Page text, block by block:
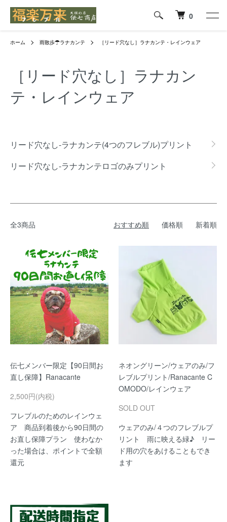
0
ホーム 雨散歩☂ラナカンテ ［リード穴なし］ラナカンテ・レインウェア
［リード穴なし］ラナカン
テ・レインウェア
リード穴なし-ラナカンテ(4つのフレブル)プリント
リード穴なし-ラナカンテロゴのみプリント
全3商品 おすすめ順 価格順 新着順
伝七メンバー限定【90日間お
直し保障】Ranacante
2,500円(内税)
フレブルのためのレインウェ
ア 商品到着後から90日間の
お直し保障プラン 使わなか
った場合は、ポイントで全額
還元
ネオングリーン/ウェアのみ/フ
レブルプリント/Ranacante C
OMODO/レインウェア
SOLD OUT
ウェアのみ/４つのフレブルプ
リント 雨に映える緑♪ リー
ド用の穴をあけることもでき
ます